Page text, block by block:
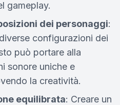
gameplay.
dei personaggi:
configurazioni dei
può portare alla
sonore uniche e
la creatività.
equilibrata: Creare un